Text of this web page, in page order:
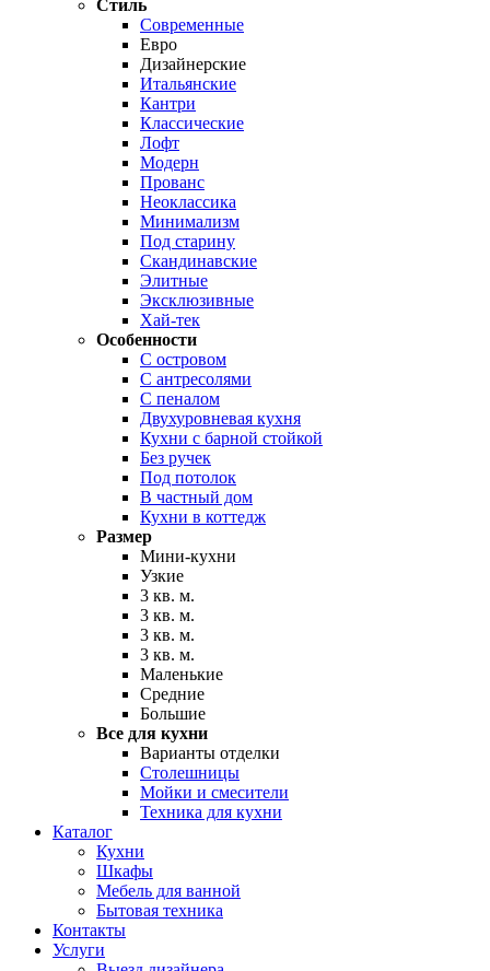
Стиль
Современные
Евро
Дизайнерские
Итальянские
Кантри
Классические
Лофт
Модерн
Прованс
Неоклассика
Минимализм
Под старину
Скандинавские
Элитные
Эксклюзивные
Хай-тек
Особенности
С островом
С антресолями
С пеналом
Двухуровневая кухня
Кухни с барной стойкой
Без ручек
Под потолок
В частный дом
Кухни в коттедж
Размер
Мини-кухни
Узкие
3 кв. м.
3 кв. м.
3 кв. м.
3 кв. м.
Маленькие
Средние
Большие
Все для кухни
Варианты отделки
Столешницы
Мойки и смесители
Техника для кухни
Каталог
Кухни
Шкафы
Мебель для ванной
Бытовая техника
Контакты
Услуги